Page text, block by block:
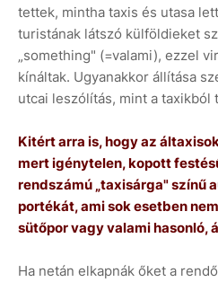
tettek, mintha taxis és utasa
turistának látszó külföldieket
„something" (=valami), ezzel
kínáltak. Ugyanakkor állítása
utcai leszólítás, mint a taxikból
Kitért arra is, hogy az
mert igénytelen, kopott
rendszámú „taxisárga" színű
portékát, ami sok esetben
sütőpor vagy valami hasonló,
Ha netán elkapnák őket a